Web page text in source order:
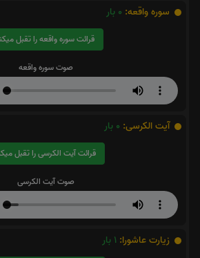
سوره واقعه: 0 بار
قرائت سوره واقعه را تقبل میکنم
صوت سوره واقعه
آیت الکرسی: 0 بار
قرائت آیت الکرسی را تقبل میکنم
صوت آیت الکرسی
زیارت عاشورا: 1 بار